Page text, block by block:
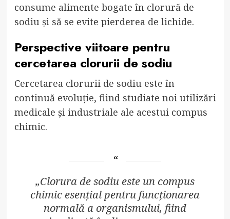
consume alimente bogate în clorură de
sodiu și să se evite pierderea de lichide.
Perspective viitoare pentru
cercetarea clorurii de sodiu
Cercetarea clorurii de sodiu este în
continuă evoluție, fiind studiate noi utilizări
medicale și industriale ale acestui compus
chimic.
„Clorura de sodiu este un compus
chimic esențial pentru funcționarea
normală a organismului, fiind